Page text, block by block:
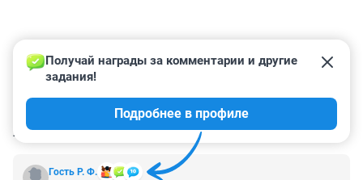
КОММЕНТАРИИ 3
Гость Р. Ф.
Получай награды за комментарии и другие
задания!
Подробнее в профиле